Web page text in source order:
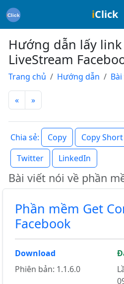
iClick
Hướng dẫn lấy
LiveStream
Trang chủ Hướng dẫn
« »
Chia sẻ: Copy Copy Short
Twitter
LinkedIn
Bài viết nói về phần
Phần mềm Get
Facebook
Download
Phiên bản: 1.1.6.0